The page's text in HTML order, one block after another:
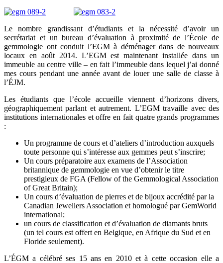
Le nombre grandissant d’étudiants et la nécessité d’avoir un
secrétariat et un bureau d’évaluation à proximité de l’École de
gemmologie ont conduit l’EGM à déménager dans de nouveaux
locaux en août 2014. L’EGM est maintenant installée dans un
immeuble au centre ville – en fait l’immeuble dans lequel j’ai donné
mes cours pendant une année avant de louer une salle de classe à
l’ÉJM.
Les étudiants que l’école accueille viennent d’horizons divers,
géographiquement parlant et autrement. L’EGM travaille avec des
institutions internationales et offre en fait quatre grands programmes
:
Un programme de cours et d’ateliers d’introduction auxquels
toute personne qui s’intéresse aux gemmes peut s’inscrire;
Un cours préparatoire aux examens de l’Association
britannique de gemmologie en vue d’obtenir le titre
prestigieux de FGA (Fellow of the Gemmological Association
of Great Britain);
Un cours d’évaluation de pierres et de bijoux accrédité par la
Canadian Jewellers Association et homologué par GemWorld
international;
un cours de classification et d’évaluation de diamants bruts
(un tel cours est offert en Belgique, en Afrique du Sud et en
Floride seulement).
L’ÉGM a célébré ses 15 ans en 2010 et à cette occasion elle a